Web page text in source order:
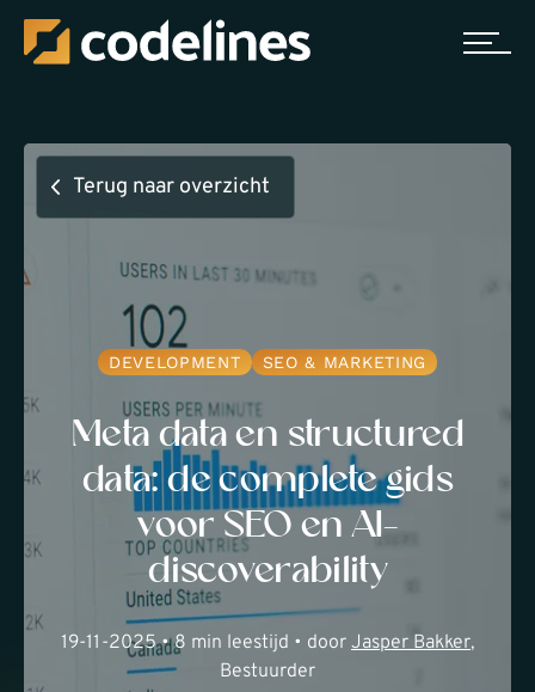
Terug naar overzicht
DEVELOPMENT SEO & MARKETING
Meta data en structured
data: de complete gids
voor SEO en AI-
discoverability
19-11-2025 • 8 min leestijd • door Jasper Bakker,
Bestuurder